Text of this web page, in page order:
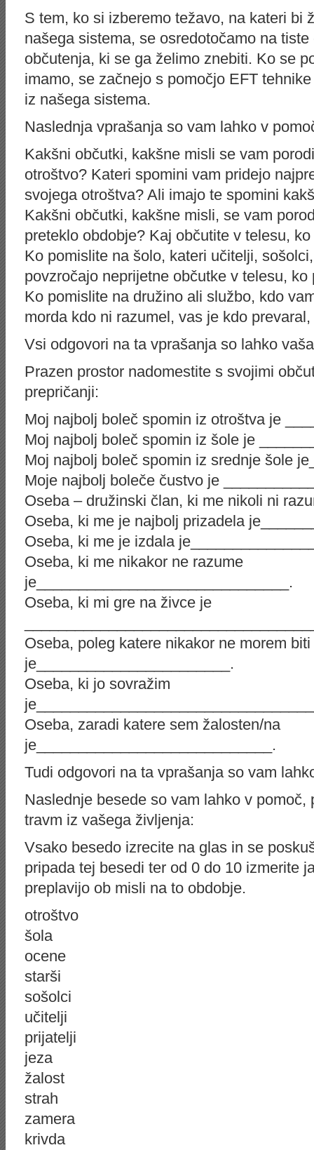
S tem, ko si izberemo težavo, na kateri bi
našega sistema, se osredotočamo na
občutenja, ki se ga želimo znebiti. Ko se
imamo, se začnejo s pomočjo EFT
iz našega sistema.
Naslednja vprašanja so vam lahko v
Kakšni občutki, kakšne misli se vam
otroštvo? Kateri spomini vam pridejo
svojega otroštva? Ali imajo te spomini
Kakšni občutki, kakšne misli, se vam
preteklo obdobje? Kaj občutite v telesu,
Ko pomislite na šolo, kateri učitelji,
povzročajo neprijetne občutke v telesu, ko
Ko pomislite na družino ali službo, kdo
morda kdo ni razumel, vas je kdo
Vsi odgovori na ta vprašanja so lahko
Prazen prostor nadomestite s svojimi
prepričanji:
Moj najbolj boleč spomin iz otroštva je
Moj najbolj boleč spomin iz šole je
Moj najbolj boleč spomin iz srednje šole
Moje najbolj boleče čustvo je
Oseba – družinski član, ki me nikoli ni
Oseba, ki me je najbolj prizadela
Oseba, ki me je izdala
Oseba, ki me nikakor ne razume
je______________________________.
Oseba, ki mi gre na živce je
Oseba, poleg katere nikakor ne morem biti
je_______________________.
Oseba, ki jo sovražim
Oseba, zaradi katere sem žalosten/na
je____________________________.
Tudi odgovori na ta vprašanja so vam
Naslednje besede so vam lahko v
travm iz vašega življenja:
Vsako besedo izrecite na glas in se
pripada tej besedi ter od 0 do 10 izmerite
preplavijo ob misli na to obdobje.
otroštvo
šola
ocene
starši
sošolci
učitelji
prijatelji
jeza
žalost
strah
zamera
krivda